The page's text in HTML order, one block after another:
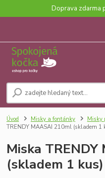
Doprava zdarma
Úvod Misky a fontánky Misky
TRENDY MAASAI 210ml (skladem 1
Miska
(skladem 1 kus)